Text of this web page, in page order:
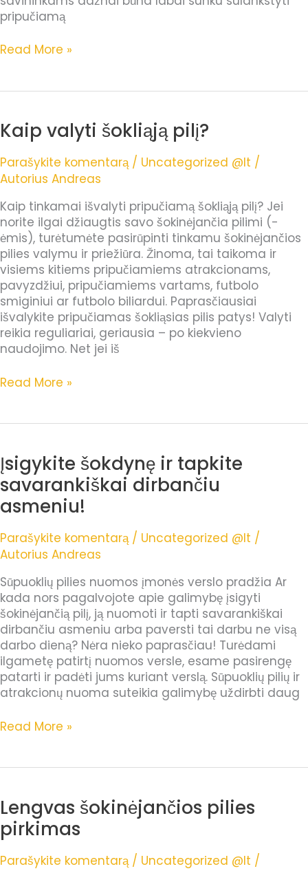
pripučiamą
Read More »
Kaip valyti šokliąją pilį?
Parašykite komentarą / Uncategorized @lt /
Autorius Andreas
Kaip tinkamai išvalyti pripučiamą šokliąją pilį? Jei
norite ilgai džiaugtis savo šokinėjančia pilimi (-
ėmis), turėtumėte pasirūpinti tinkamu šokinėjančios
pilies valymu ir priežiūra. Žinoma, tai taikoma ir
visiems kitiems pripučiamiems atrakcionams,
pavyzdžiui, pripučiamiems vartams, futbolo
smiginiui ar futbolo biliardui. Paprasčiausiai
išvalykite pripučiamas šokliąsias pilis patys! Valyti
reikia reguliariai, geriausia – po kiekvieno
naudojimo. Net jei iš
Kaip
valyti
šokliąją
pilį?
Read More »
Įsigykite šokdynę ir tapkite
savarankiškai dirbančiu
asmeniu!
Parašykite komentarą / Uncategorized @lt /
Autorius Andreas
Sūpuoklių pilies nuomos įmonės verslo pradžia Ar
kada nors pagalvojote apie galimybę įsigyti
šokinėjančią pilį, ją nuomoti ir tapti savarankiškai
dirbančiu asmeniu arba paversti tai darbu ne visą
darbo dieną? Nėra nieko paprasčiau! Turėdami
ilgametę patirtį nuomos versle, esame pasirengę
patarti ir padėti jums kuriant verslą. Sūpuoklių pilių ir
atrakcionų nuoma suteikia galimybę uždirbti daug
Įsigykite
šokdynę
ir
tapkite
dirbančiu
asmeniu!
Read More »
Lengvas šokinėjančios pilies
pirkimas
Parašykite komentarą / Uncategorized @lt /
Lengvas
šokinėjančios
pilies